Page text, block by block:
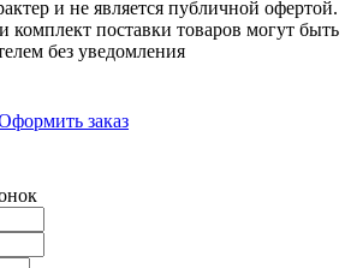
и не является публичной офертой.
комплект поставки товаров могут быть
без уведомления
заказ